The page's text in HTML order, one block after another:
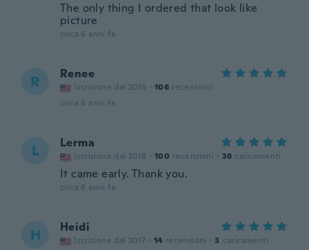
The only thing I ordered that look like
picture
circa 6 anni fa
R Renee
Iscrizione dal 2016 · 106 recensioni
circa 6 anni fa
L Lerma
Iscrizione dal 2018 · 100 recensioni · 36 caricamenti
It came early. Thank you.
circa 6 anni fa
H Heidi
Iscrizione dal 2017 · 14 recensioni · 3 caricamenti